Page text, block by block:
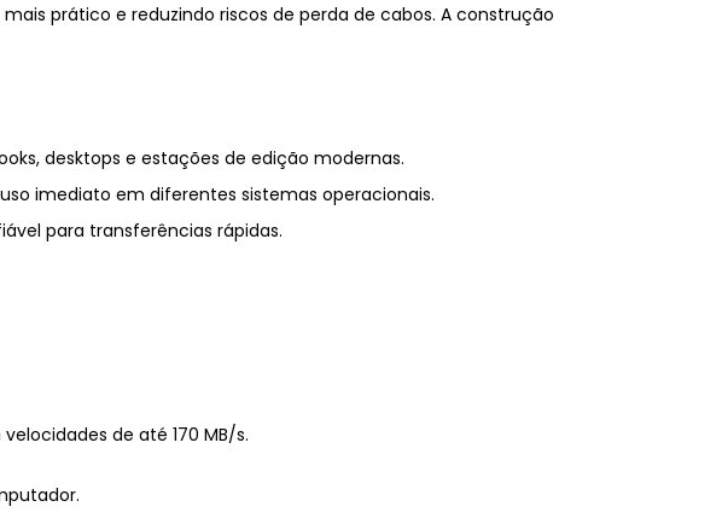
mais prático e reduzindo riscos de perda de cabos. A construção
desktops e estações de edição modernas.
uso imediato em diferentes sistemas operacionais.
para transferências rápidas.
velocidades de até 170 MB/s.